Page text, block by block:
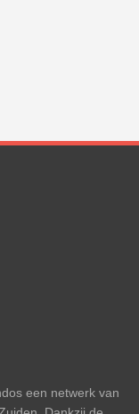
een netwerk van